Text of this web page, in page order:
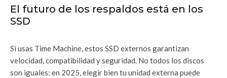
El futuro de los respaldos está en los
SSD
Si usas Time Machine, estos SSD externos garantizan
velocidad, compatibilidad y seguridad. No todos los discos
son iguales: en 2025, elegir bien tu unidad externa puede